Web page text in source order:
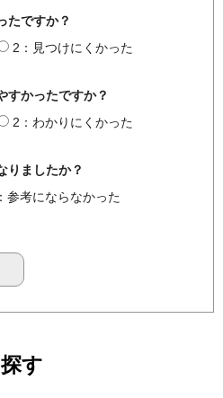
たですか？
2：見つけにくかった
すかったですか？
2：わかりにくかった
りましたか？
参考にならなかった
す